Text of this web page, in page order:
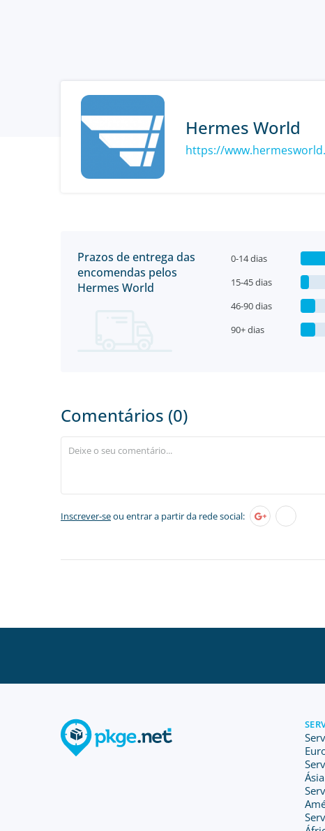
Hermes World
https://
Prazos de entrega das
encomendas pelos
Hermes World
0-14 dias
15-45 dias
46-90 dias
90+ dias
Comentários (0)
Inscrever-seou entrar a partir da rede social:
Ásia